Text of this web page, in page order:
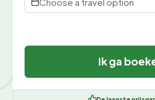
Ik ga